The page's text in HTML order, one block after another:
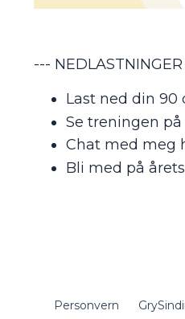
---
Last ned din 90
Se treningen
Chat med meg
Bli med på
Personvern